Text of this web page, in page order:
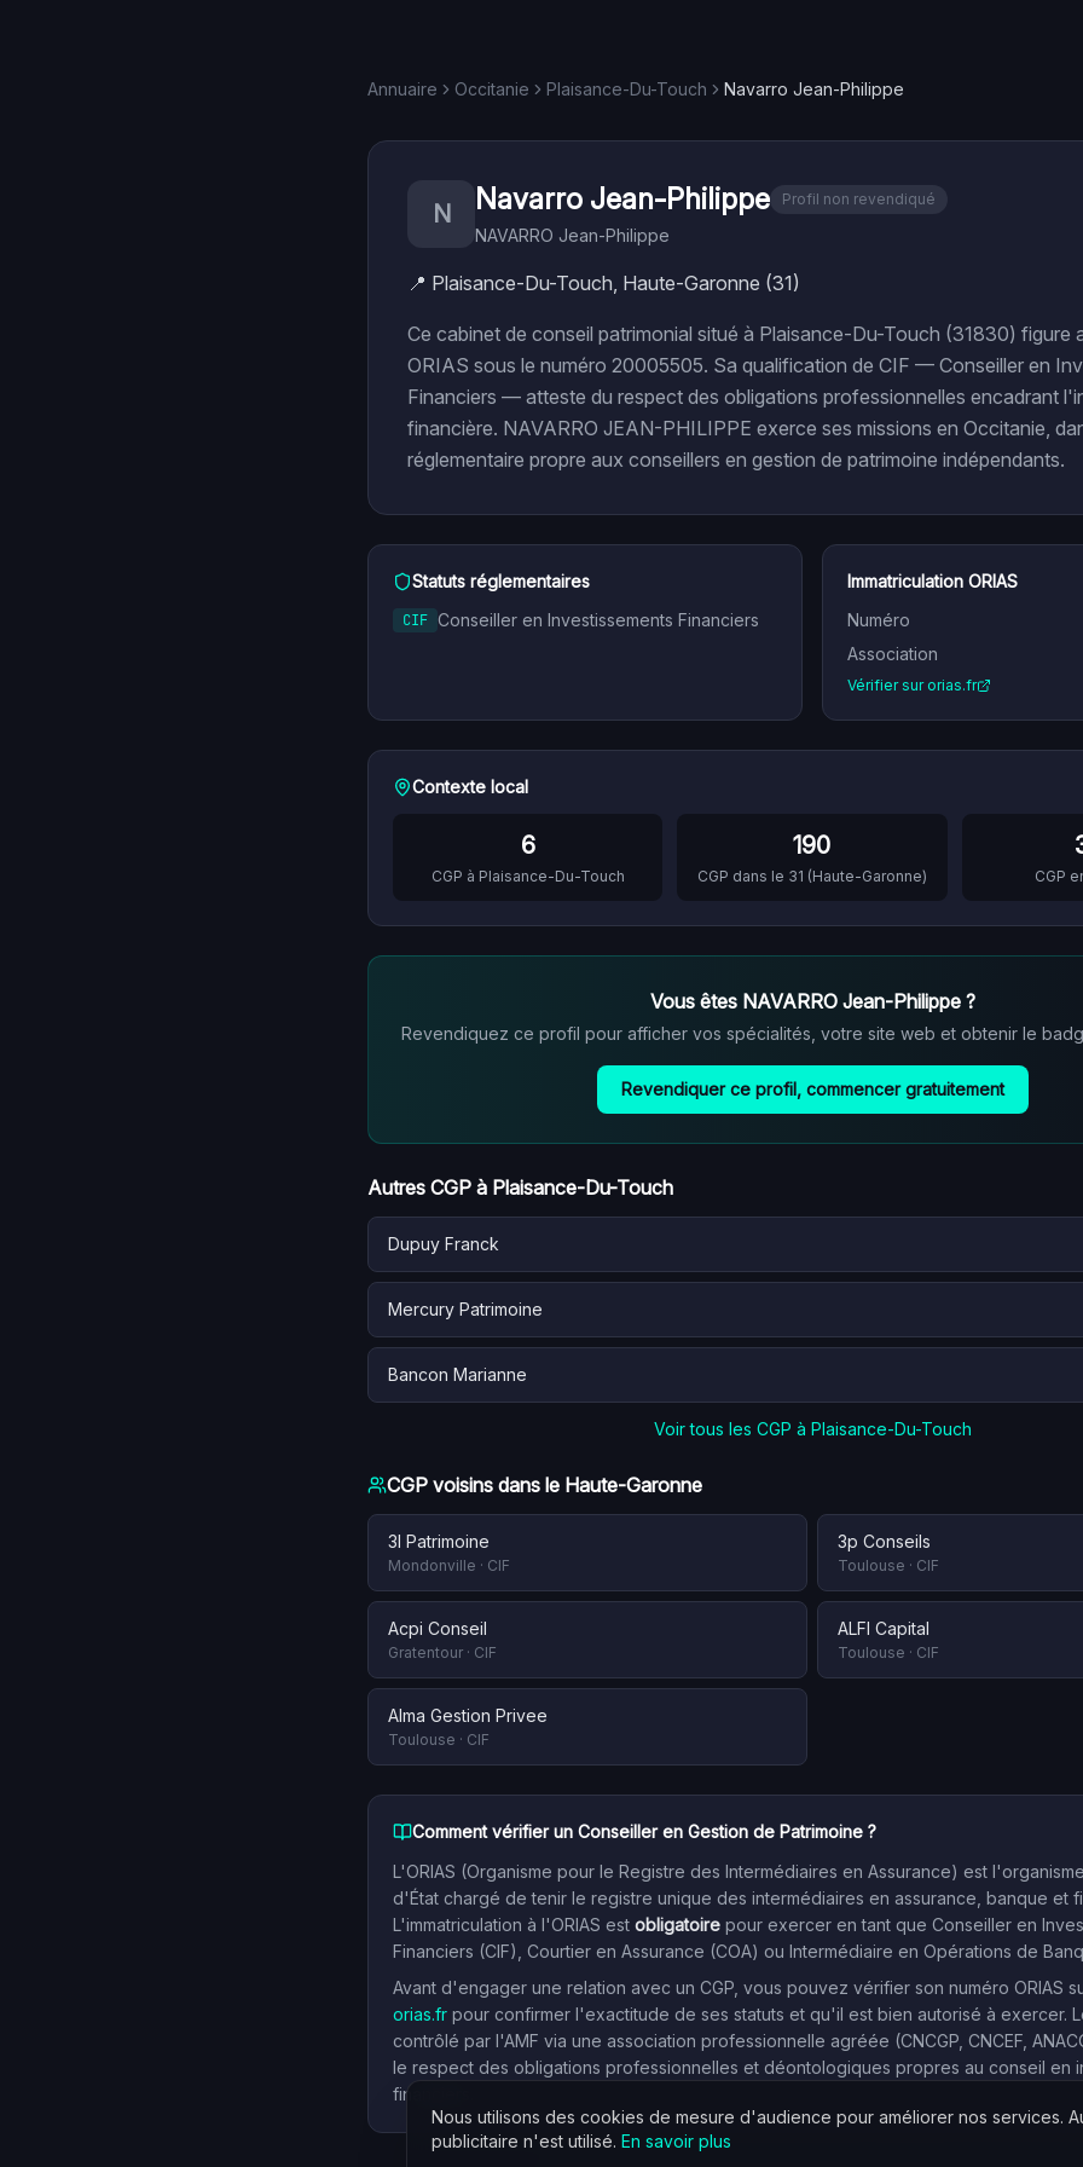
Annuaire Occitanie Plaisance-Du-Touch Navarro Jean-Philippe
N Navarro Jean-Philippe Profil non revendiqué
NAVARRO Jean-Philippe
📍 Plaisance-Du-Touch, Haute-Garonne (31)
Ce cabinet de conseil patrimonial situé à Plaisance-Du-Touch (31830) figure
ORIAS sous le numéro 20005505. Sa qualification de CIF — Conseiller en
Financiers — atteste du respect des obligations professionnelles encadrant
financière. NAVARRO JEAN-PHILIPPE exerce ses missions en Occitanie,
réglementaire propre aux conseillers en gestion de patrimoine indépendants.
Statuts réglementaires
CIF Conseiller en Investissements Financiers
Immatriculation ORIAS
Numéro
Association
Vérifier sur orias.fr
Contexte local
6
CGP à Plaisance-Du-Touch
190
CGP dans le 31 (Haute-Garonne) CGP
Vous êtes NAVARRO Jean-Philippe?
Revendiquez ce profil pour afficher vos spécialités, votre site web et obtenir le
Revendiquer ce profil, commencer gratuitement
Autres CGP à Plaisance-Du-Touch
Dupuy Franck
Mercury Patrimoine
Bancon Marianne
Voir tous les CGP à Plaisance-Du-Touch
CGP voisins dans le Haute-Garonne
3l Patrimoine
Mondonville · CIF
3p Conseils
Toulouse · CIF
Acpi Conseil
Gratentour · CIF
ALFI Capital
Toulouse · CIF
Alma Gestion Privee
Toulouse · CIF
Comment vérifier un Conseiller en Gestion de Patrimoine ?
L'ORIAS (Organisme pour le Registre des Intermédiaires en Assurance) est
d'État chargé de tenir le registre unique des intermédiaires en assurance, banque et
L'immatriculation à l'ORIAS est obligatoire pour exercer en tant que Conseiller en
Financiers (CIF), Courtier en Assurance (COA) ou Intermédiaire en Opérations de
Avant d'engager une relation avec un CGP, vous pouvez vérifier son numéro ORIAS
orias.fr pour confirmer l'exactitude de ses statuts et qu'il est bien autorisé à exercer.
contrôlé par l'AMF via une association professionnelle agréée (CNCGP, CNCEF,
le respect des obligations professionnelles et déontologiques propres au conseil en
financiers.
Nous utilisons des cookies de mesure d'audience pour améliorer nos services.
publicitaire n'est utilisé. En savoir plus